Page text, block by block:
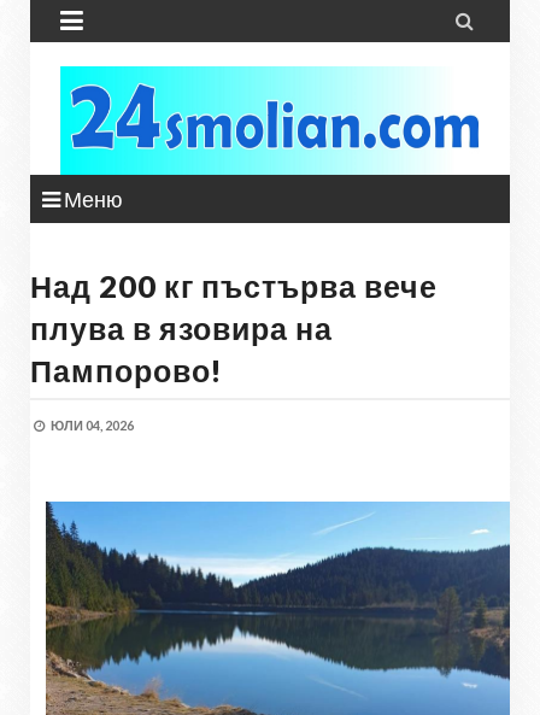
 
Меню
Над 200 кг пъстърва вече
плува в язовира на
Пампорово!
ЮЛИ 04, 2026